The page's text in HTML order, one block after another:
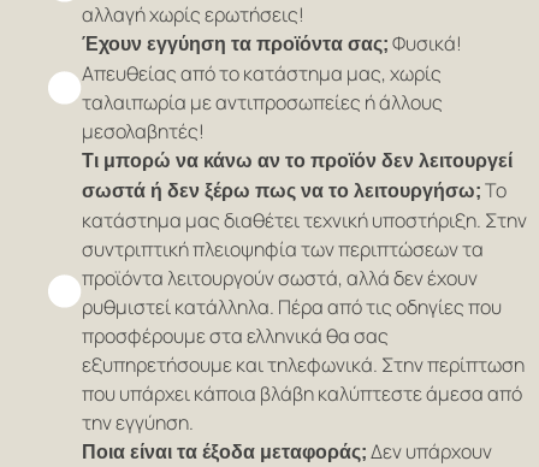
αλλαγή χωρίς ερωτήσεις!
Έχουν εγγύηση τα προϊόντα σας; Φυσικά!
Απευθείας από το κατάστημα μας, χωρίς
ταλαιπωρία με αντιπροσωπείες ή άλλους
μεσολαβητές!
Τι μπορώ να κάνω αν το προϊόν δεν λειτουργεί
σωστά ή δεν ξέρω πως να το λειτουργήσω; Το
κατάστημα μας διαθέτει τεχνική υποστήριξη. Στην
συντριπτική πλειοψηφία των περιπτώσεων τα
προϊόντα λειτουργούν σωστά, αλλά δεν έχουν
ρυθμιστεί κατάλληλα. Πέρα από τις οδηγίες που
προσφέρουμε στα ελληνικά θα σας
εξυπηρετήσουμε και τηλεφωνικά. Στην περίπτωση
που υπάρχει κάποια βλάβη καλύπτεστε άμεσα από
την εγγύηση.
Ποια είναι τα έξοδα μεταφοράς; Δεν υπάρχουν